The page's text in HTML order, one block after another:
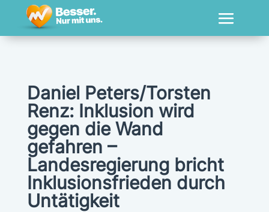
Daniel Peters/Torsten
Renz: Inklusion wird
gegen die Wand
gefahren –
Landesregierung bricht
Inklusionsfrieden durch
Untätigkeit